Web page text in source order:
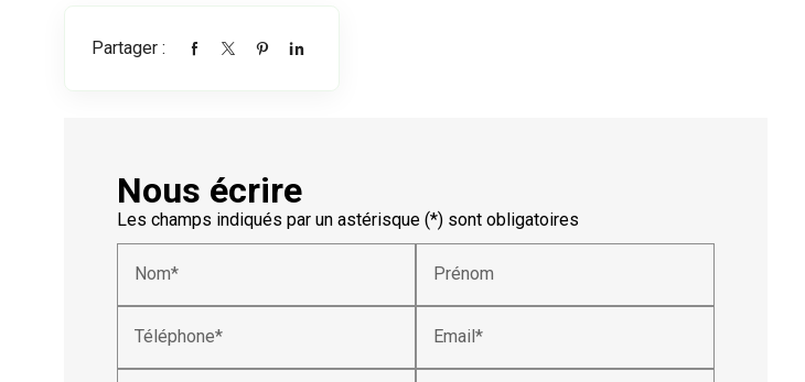
Partager :
Nous écrire
Les champs indiqués par un astérisque (*) sont obligatoires
Nom* Prénom
Téléphone* Email*